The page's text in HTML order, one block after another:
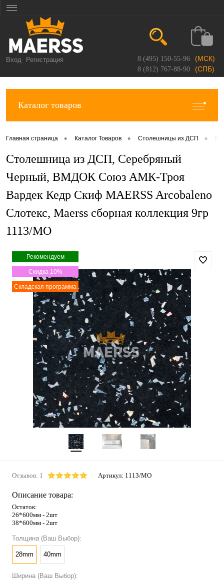
Вход Регистрация 8 (495) 150-55-96 (МСК)
8 (812) 767-88-90 (СПБ)
Каталог товаров
Главная страница • Каталог Товаров • Столешницы из ДСП •
Столешница из ДСП, Серебряный
Черный, ВМДОК Союз АМК-Троя
Вардек Кедр Скиф MAERSS Arcobaleno
Слотекс, Maerss сборная коллекция 9гр
1113/MO
Рекомендуем
Скидка 10%
Складская программа
Отзывов: 1 Артикул: 1113/MO
Описание товара:
Остаток:
26*600мм - 2шт
38*600мм - 2шт
Толщина (Ваш Выбор):
28mm 40mm
Ширина (Ваш Выбор):